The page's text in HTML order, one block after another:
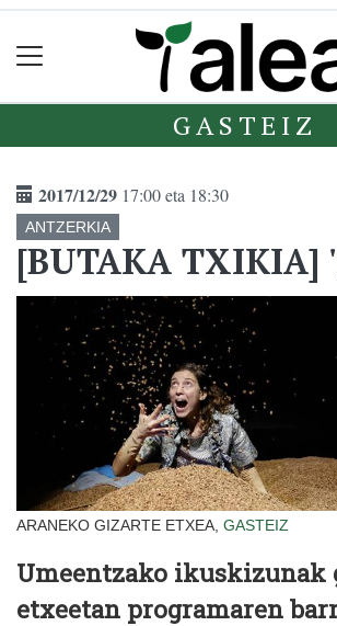
GASTEIZ
2017/12/29 17:00 eta 18:30
ANTZERKIA
[BUTAKA TXIKIA]
ARANEKO GIZARTE ETXEA, GASTEIZ
Umeentzako ikuskizunak
etxeetan programaren